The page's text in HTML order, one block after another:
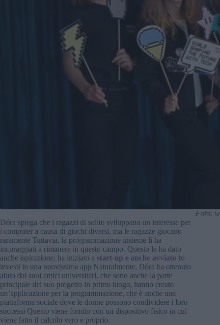
Foto:
Dóra spiega che i ragazzi di solito sviluppano un interesse per
i computer a causa di giochi diversi, ma le ragazze giocano
raramente Tuttavia, la programmazione insieme li ha
incoraggiati a rimanere in questo campo. Questo le ha dato
anche ispirazione; ha iniziato a start-up e anche avviato to
investi in una nuovissima app Naturalmente, Dóra ha ottenuto
aiuto dai suoi amici universitari, che sono anche la parte
principale del suo progetto In primo luogo, hanno creato
un’applicazione per la programmazione, che è anche una
piattaforma sociale dove le donne possono condividere i loro
successi Questo viene fornito con un dispositivo fisico in cui
viene fatto il calcolo vero e proprio.